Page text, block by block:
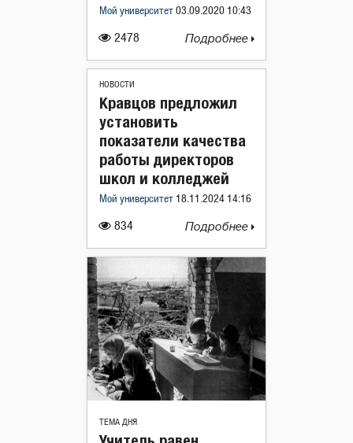
2478
Мой университет 03.09.2020 10:43
Подробнее
НОВОСТИ
834
Кравцов предложил
установить
показатели качества
работы директоров
школ и колледжей
Мой университет 18.11.2024 14:16
Подробнее
ТЕМА ДНЯ